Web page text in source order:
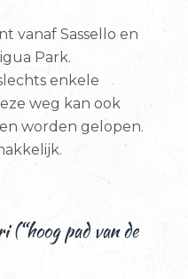
vanaf Sassello en
Park.
enkele
weg kan ook
worden gelopen.
pad van de